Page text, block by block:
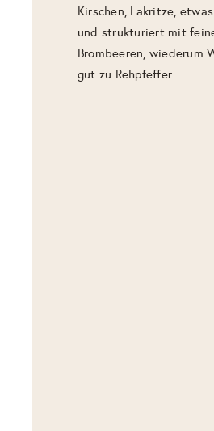
Kirschen, Lakritze,
und strukturiert mit
Brombeeren, wiederum
gut zu Rehpfeffer.